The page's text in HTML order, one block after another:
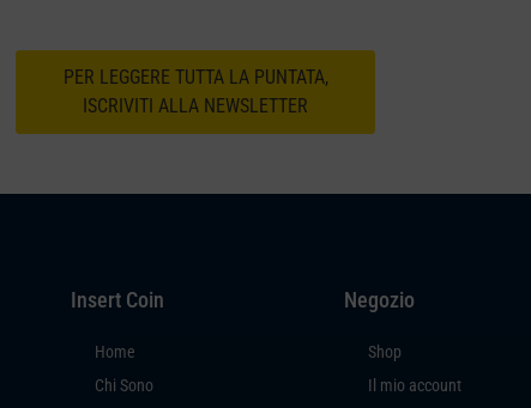
PER LEGGERE TUTTA LA PUNTATA,
ISCRIVITI ALLA NEWSLETTER
Insert Coin
Home
Chi Sono
Negozio
Shop
Il mio account